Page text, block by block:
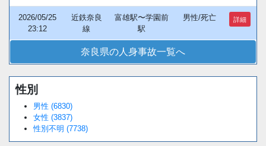
2026/05/25
23:12
近鉄奈良
線
富雄駅〜学園前
駅
男性/死亡 詳細
奈良県の人身事故一覧へ
性別
男性 (6830)
女性 (3837)
性別不明 (7738)